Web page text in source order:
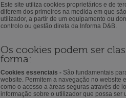
Este site utiliza cookies proprietários e de
diferem dos primeiros na medida em que
utilizador, a partir de um equipamento ou
controlo ou gestão direta da Informa D&B.
Os cookies podem ser
forma:
Cookies essenciais - São fundamentais
website. Permitem a navegação no website
como o acesso a áreas seguras através de
informação sobre o utilizador que possa ser